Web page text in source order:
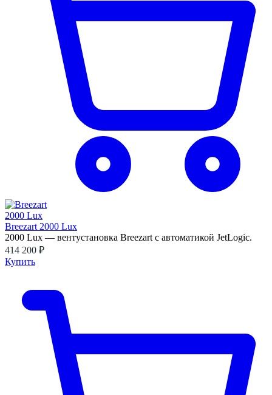
Breezart 2000 Lux
2000 Lux — вентустановка Breezart с автоматикой JetLogic.
414 200 ₽
Купить